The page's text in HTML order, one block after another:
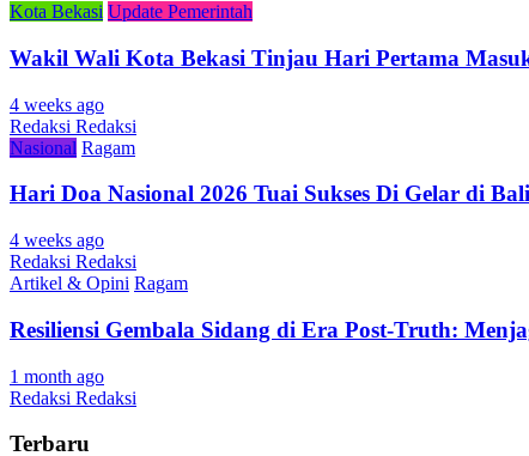
Kota Bekasi Update Pemerintah
Wakil Wali Kota Bekasi Tinjau Hari Pertama
4 weeks ago
Redaksi Redaksi
Nasional Ragam
Hari Doa Nasional 2026 Tuai Sukses Di Gelar di
4 weeks ago
Redaksi Redaksi
Artikel & Opini Ragam
Resiliensi Gembala Sidang di Era Post-Truth:
1 month ago
Redaksi Redaksi
Terbaru